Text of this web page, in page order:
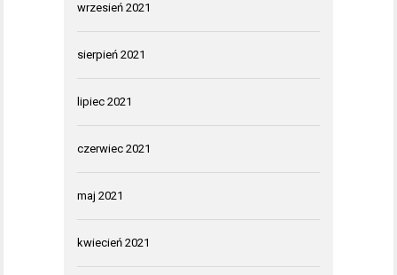
wrzesień 2021
sierpień 2021
lipiec 2021
czerwiec 2021
maj 2021
kwiecień 2021